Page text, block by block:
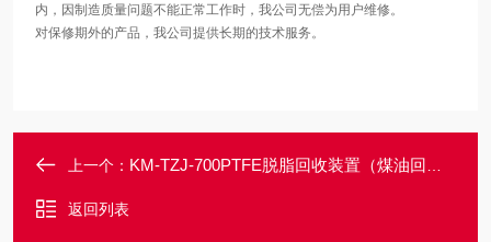
内，因制造质量问题不能正常工作时，我公司无偿为用户维修。
对保修期外的产品，我公司提供长期的技术服务。
上一个： KM-TZJ-700PTFE脱脂回收装置（煤油回收设备）
返回列表